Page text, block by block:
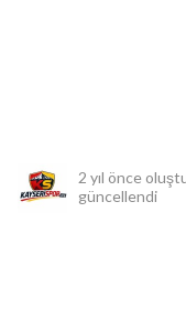
2 yıl önce
güncellendi